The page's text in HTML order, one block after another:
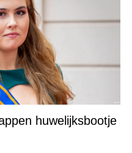
huwelijksbootje